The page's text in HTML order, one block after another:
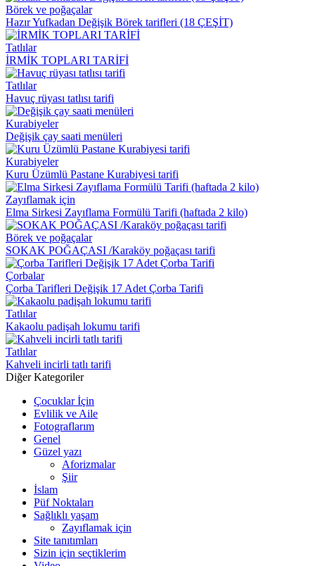
Börek ve poğaçalar
Hazır Yufkadan Değişik Börek tarifleri (18 ÇEŞİT)
Tatlılar
İRMİK TOPLARI TARİFİ
Tatlılar
Havuç rüyası tatlısı tarifi
Kurabiyeler
Değişik çay saati menüleri
Kurabiyeler
Kuru Üzümlü Pastane Kurabiyesi tarifi
Zayıflamak için
Elma Sirkesi Zayıflama Formülü Tarifi (haftada 2 kilo)
Börek ve poğaçalar
SOKAK POĞAÇASI /Karaköy poğaçası tarifi
Çorbalar
Çorba Tarifleri Değişik 17 Adet Çorba Tarifi
Tatlılar
Kakaolu padişah lokumu tarifi
Tatlılar
Kahveli incirli tatlı tarifi
Diğer Kategoriler
Çocuklar İçin
Evlilik ve Aile
Fotograflarım
Genel
Güzel yazı
Aforizmalar
Şiir
İslam
Püf Noktaları
Sağlıklı yaşam
Zayıflamak için
Site tanıtımları
Sizin için seçtiklerim